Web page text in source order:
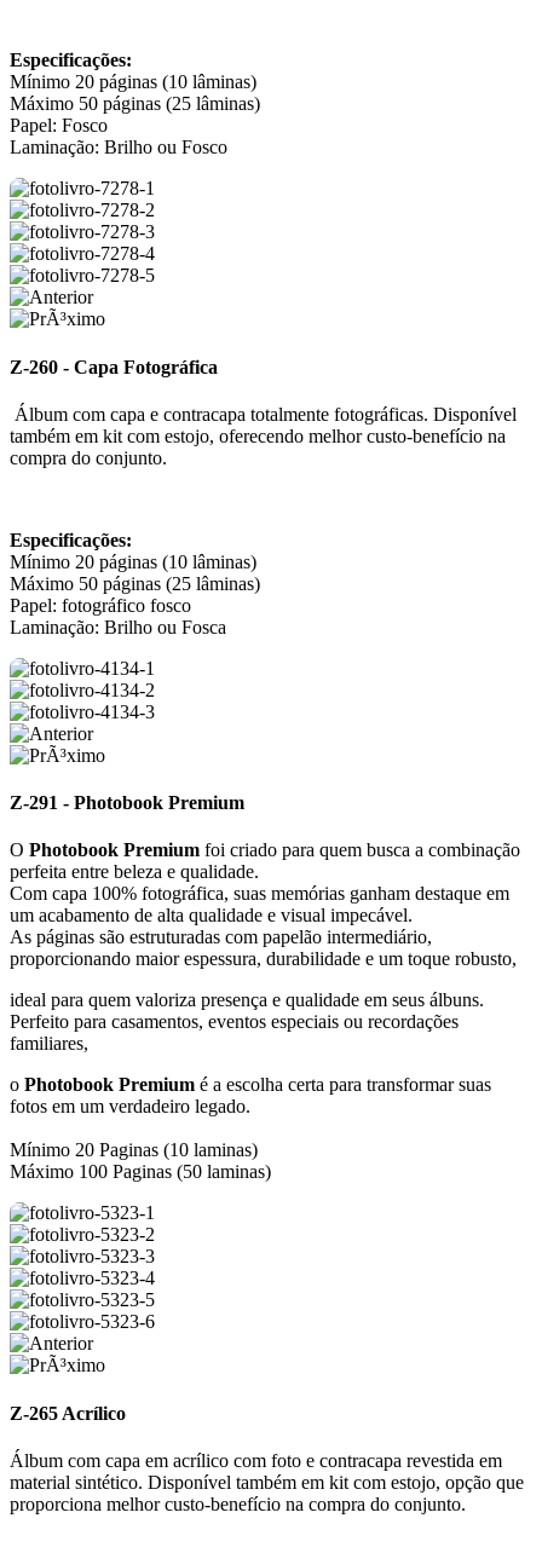
Especificações:
Mínimo 20 páginas (10 lâminas)
Máximo 50 páginas (25 lâminas)
Papel: Fosco
Laminação: Brilho ou Fosco
Z-260 - Capa Fotográfica
Álbum com capa e contracapa totalmente fotográficas. Disponível
também em kit com estojo, oferecendo melhor custo-benefício na
compra do conjunto.
Especificações:
Mínimo 20 páginas (10 lâminas)
Máximo 50 páginas (25 lâminas)
Papel: fotográfico fosco
Laminação: Brilho ou Fosca
Z-291 - Photobook Premium
O Photobook Premium foi criado para quem busca a combinação
perfeita entre beleza e qualidade.
Com capa 100% fotográfica, suas memórias ganham destaque em
um acabamento de alta qualidade e visual impecável.
As páginas são estruturadas com papelão intermediário,
proporcionando maior espessura, durabilidade e um toque robusto,
ideal para quem valoriza presença e qualidade em seus álbuns.
Perfeito para casamentos, eventos especiais ou recordações
familiares,
o Photobook Premium é a escolha certa para transformar suas
fotos em um verdadeiro legado.
Mínimo 20 Paginas (10 laminas)
Máximo 100 Paginas (50 laminas)
Z-265 Acrílico
Álbum com capa em acrílico com foto e contracapa revestida em
material sintético. Disponível também em kit com estojo, opção que
proporciona melhor custo-benefício na compra do conjunto.